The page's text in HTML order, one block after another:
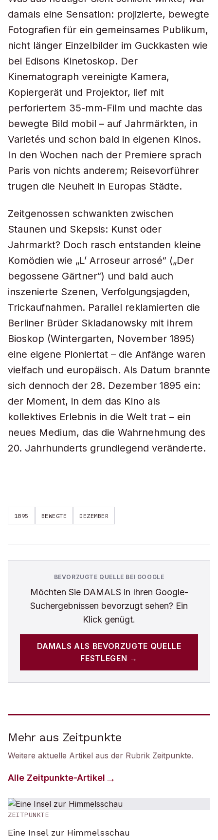
damals eine Sensation: projizierte, bewegte
Fotografien für ein gemeinsames Publikum,
nicht länger Einzelbilder im Guckkasten wie
bei Edisons Kinetoskop. Der
Kinematograph vereinigte Kamera,
Kopiergerät und Projektor, lief mit
perforiertem 35-mm-Film und machte das
bewegte Bild mobil – auf Jahrmärkten, in
Varietés und schon bald in eigenen Kinos.
In den Wochen nach der Premiere sprach
Paris von nichts anderem; Reisevorführer
trugen die Neuheit in Europas Städte.
Zeitgenossen schwankten zwischen
Staunen und Skepsis: Kunst oder
Jahrmarkt? Doch rasch entstanden kleine
Komödien wie „L’ Arroseur arrosé“ („Der
begossene Gärtner“) und bald auch
inszenierte Szenen, Verfolgungsjagden,
Trickaufnahmen. Parallel reklamierten die
Berliner Brüder Skladanowsky mit ihrem
Bioskop (Wintergarten, November 1895)
eine eigene Pioniertat – die Anfänge waren
vielfach und europäisch. Als Datum brannte
sich dennoch der 28. Dezember 1895 ein:
der Moment, in dem das Kino als
kollektives Erlebnis in die Welt trat – ein
neues Medium, das die Wahrnehmung des
20. Jahrhunderts grundlegend veränderte.
1895 BEWEGTE DEZEMBER
BEVORZUGTE QUELLE BEI GOOGLE
Möchten Sie DAMALS in Ihren Google-
Suchergebnissen bevorzugt sehen? Ein
Klick genügt.
DAMALS ALS BEVORZUGTE QUELLE
FESTLEGEN →
Mehr aus Zeitpunkte
Weitere aktuelle Artikel aus der Rubrik Zeitpunkte.
Alle Zeitpunkte-Artikel
ZEITPUNKTE
Eine Insel zur Himmelsschau